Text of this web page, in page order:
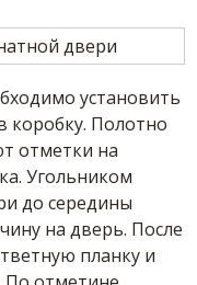
установить
коробку. Полотно
отметки на
Угольником
до середины
на дверь. После
планку и